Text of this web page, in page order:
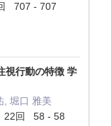
707 - 707
視行動の特徴 学
, 堀口 雅美
22回 58 - 58